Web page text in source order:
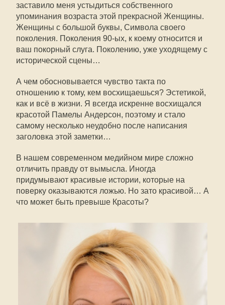
заставило меня устыдиться собственного
упоминания возраста этой прекрасной Женщины.
Женщины с большой буквы, Символа своего
поколения. Поколения 90-ых, к коему относится и
ваш покорный слуга. Поколению, уже уходящему с
исторической сцены…
А чем обосновывается чувство такта по
отношению к тому, кем восхищаешься? Эстетикой,
как и всё в жизни. Я всегда искренне восхищался
красотой Памелы Андерсон, поэтому и стало
самому несколько неудобно после написания
заголовка этой заметки…
В нашем современном медийном мире сложно
отличить правду от вымысла. Иногда
придумывают красивые истории, которые на
поверку оказываются ложью. Но зато красивой… А
что может быть превыше Красоты?